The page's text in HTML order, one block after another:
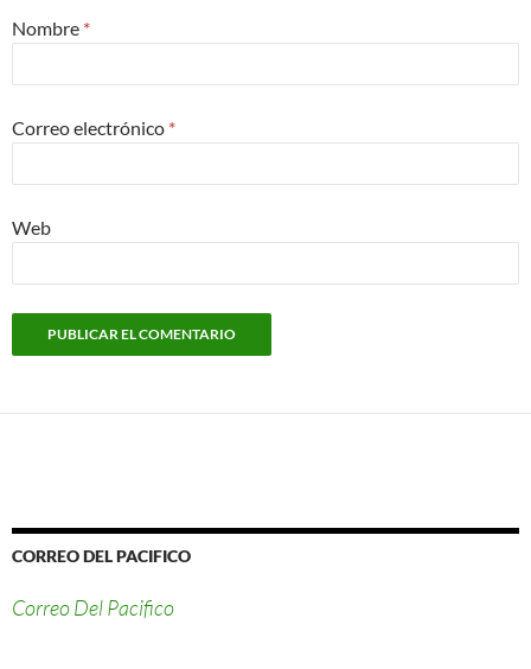
Nombre *
Correo electrónico *
Web
CORREO DEL PACIFICO
Correo Del Pacifico